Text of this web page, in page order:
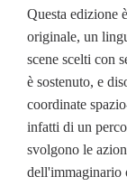
Questa edizione
originale, un
scene scelti con
è sostenuto, e
coordinate
infatti di un
svolgono le
dell'immaginario